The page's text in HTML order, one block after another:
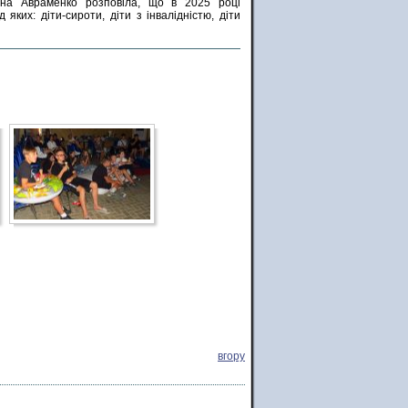
Авраменко розповіла, що в 2025 році
діти-сироти, діти з інвалідністю, діти
вгору